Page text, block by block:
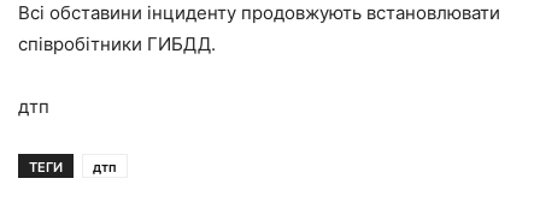
Всі обставини інциденту продовжують встановлювати
співробітники ГИБДД.
дтп
ТЕГИ дтп